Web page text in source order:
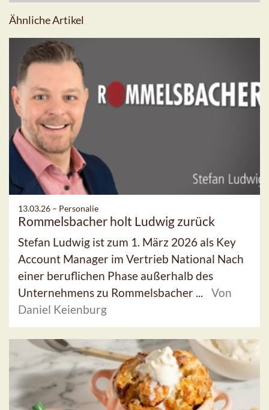
Ähnliche Artikel
13.03.26 – Personalie
Rommelsbacher holt Ludwig zurück
Stefan Ludwig ist zum 1. März 2026 als Key
Account Manager im Vertrieb National Nach
einer beruflichen Phase außerhalb des
Unternehmens zu Rommelsbacher ...
Von
Daniel Keienburg